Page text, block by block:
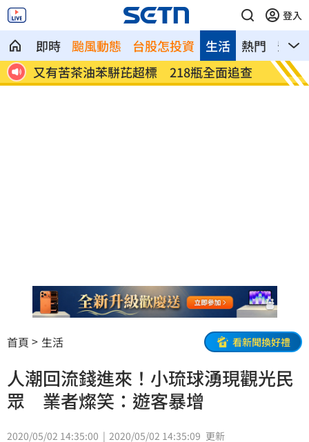
登入
即時 颱風動態 台股怎投資 熱門 影音
生活
白海豚「海警範圍擴大」 這地恐豪雨炸2
天
桃猿
爭
首頁 生活 看新聞換好禮
人潮回流錢進來！小琉球湧現觀光民
眾 業者燦笑：遊客暴增
2020/05/02 14:35:00 2020/05/02 14:35:09 更新